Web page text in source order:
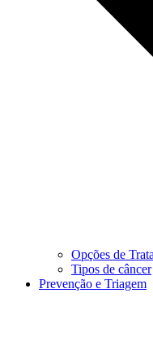
Opções de
Tipos de câncer
Prevenção e Triagem